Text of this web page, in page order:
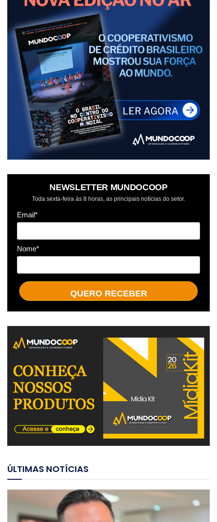
NEWSLETTER MUNDOCOOP
Toda sexta-feira às 8 horas, as principais notícias do setor.
Email*
Nome*
QUERO RECEBER
ÚLTIMAS NOTÍCIAS